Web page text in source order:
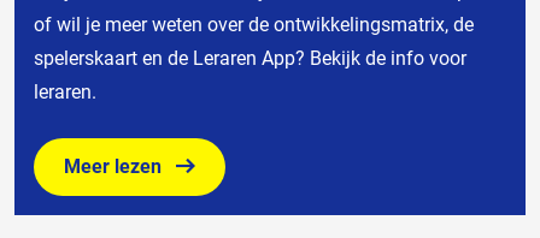
of wil je meer weten over de ontwikkelingsmatrix, de
spelerskaart en de Leraren App? Bekijk de info voor
leraren.
Meer lezen